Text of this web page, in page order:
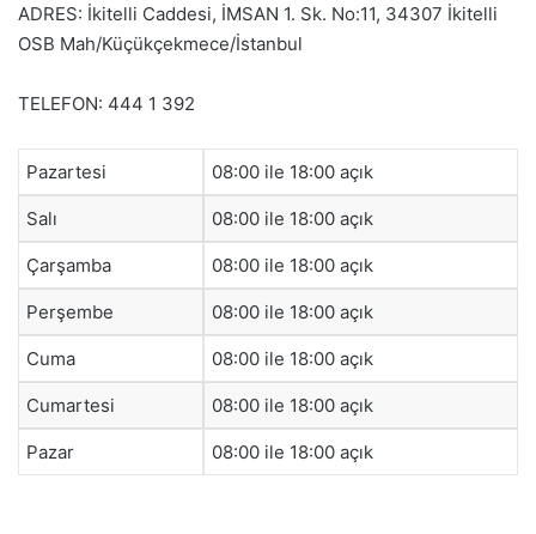
ADRES: İkitelli Caddesi, İMSAN 1. Sk. No:11, 34307 İkitelli
OSB Mah/Küçükçekmece/İstanbul
TELEFON: 444 1 392
Pazartesi 08:00 ile 18:00 açık
Salı 08:00 ile 18:00 açık
Çarşamba 08:00 ile 18:00 açık
Perşembe 08:00 ile 18:00 açık
Cuma 08:00 ile 18:00 açık
Cumartesi 08:00 ile 18:00 açık
Pazar 08:00 ile 18:00 açık